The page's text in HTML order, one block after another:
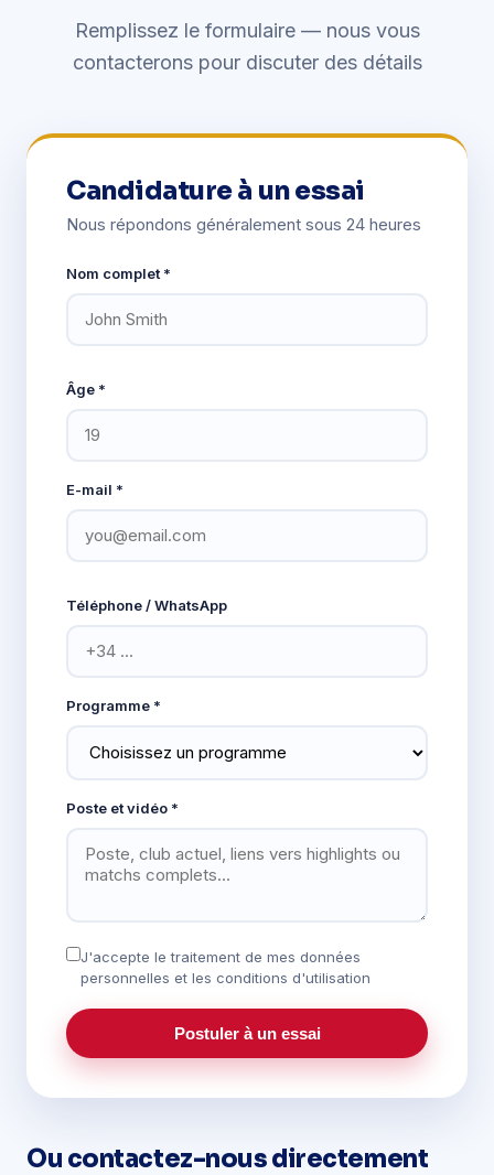
Remplissez le formulaire — nous vous
contacterons pour discuter des détails
Candidature à un essai
Nous répondons généralement sous 24 heures
Nom complet *
Âge *
E-mail *
Téléphone / WhatsApp
Programme *
Poste et vidéo *
J'accepte le traitement de mes données
personnelles et les conditions d'utilisation
Postuler à un essai
Ou contactez-nous directement